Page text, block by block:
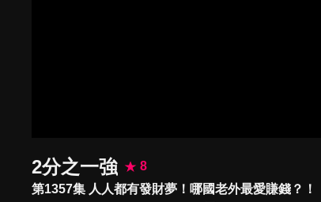
2分之一強
8
第1357集 人人都有發財夢！哪國老外最愛賺錢？！